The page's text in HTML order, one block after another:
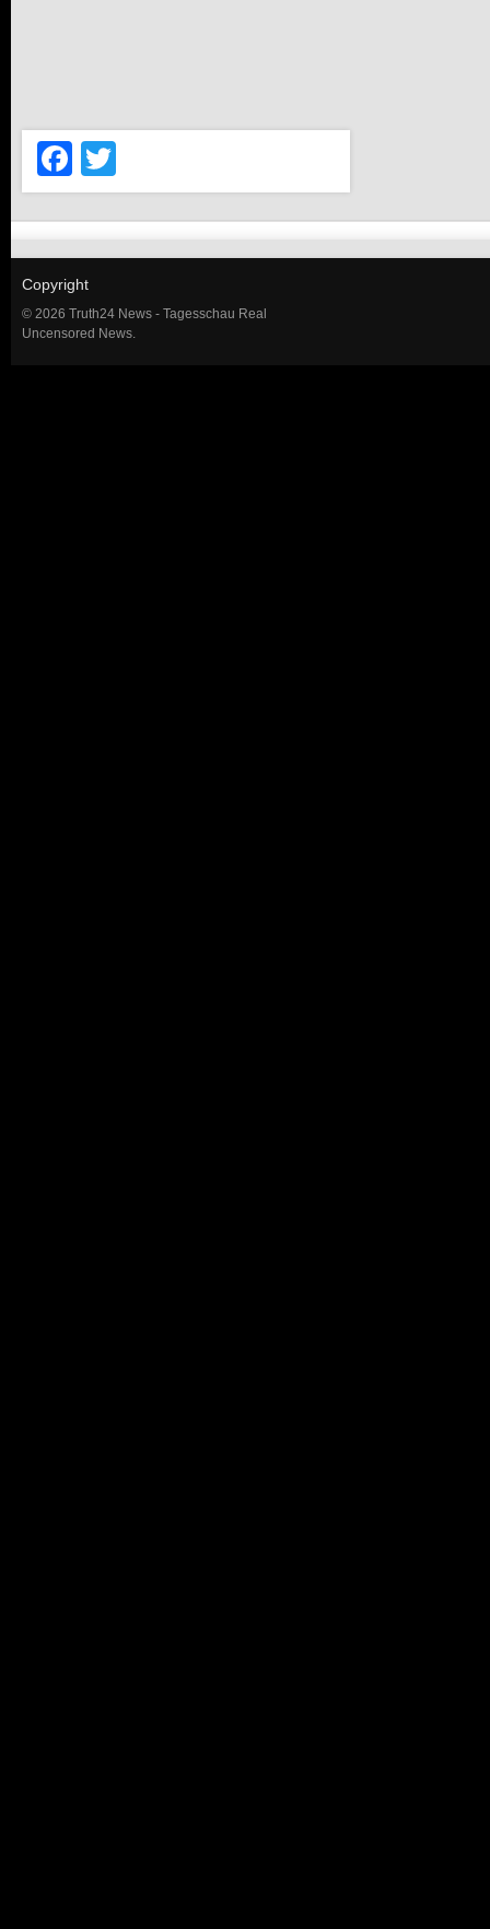
Facebook
Copyright
© 2026 Truth24 News - Tagesschau Real
Uncensored News.